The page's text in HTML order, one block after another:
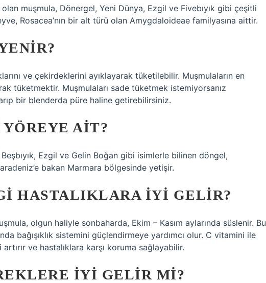
muşmula, Dönergel, Yeni Dünya, Ezgil ve Fivebıyık gibi çeşitli
Rosacea’nın bir alt türü olan Amygdaloideae familyasına aittir.
ve çekirdeklerini ayıklayarak tüketilebilir. Muşmulaların en
tüketmektir. Muşmulaları sade tüketmek istemiyorsanız
bir blenderda püre haline getirebilirsiniz.
AIT?
Ezgil ve Gelin Boğan gibi isimlerle bilinen döngel,
bakan Marmara bölgesinde yetişir.
HASTALIKLARA IYI GELIR?
olgun haliyle sonbaharda, Ekim – Kasım aylarında süslenir. Bu
bağışıklık sistemini güçlendirmeye yardımcı olur. C vitamini ile
ve hastalıklara karşı koruma sağlayabilir.
IYI GELIR MI?